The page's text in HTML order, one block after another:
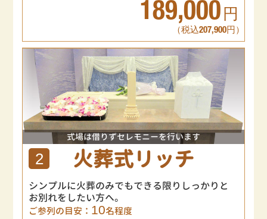
189,000 円
（税込207,900円）
式場は借りずセレモニーを行います
2 火葬式リッチ
シンプルに火葬のみでもできる限りしっかりと
お別れをしたい方へ。
ご参列の目安： 10名程度